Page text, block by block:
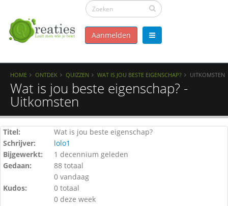
Aanmelden
HOME ONTDEK QUIZZEN WAT IS JOU BESTE EIGENSCHAP? UITKOMSTEN
Wat is jou beste eigenschap? -
Uitkomsten
Titel:
Wat is jou beste eigenschap?
Schrijver:
lolo1
Bijgewerkt:
1 decennium geleden
Gedaan:
88 totaal
0 vandaag
Kudos:
0 totaal
0 deze week